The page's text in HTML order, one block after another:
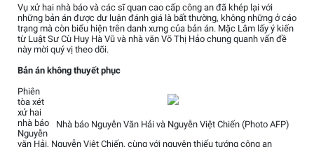
Vụ xử hai nhà báo và các sĩ quan cao cấp công an đã khép lại với
những bản án được dư luận đánh giá là bất thường, không những ở cáo
trạng mà còn biểu hiện trên danh xưng của bản án. Mặc Lâm lấy ý kiến
từ Luật Sư Cù Huy Hà Vũ và nhà văn Võ Thị Hảo chung quanh vấn đề
này mời quý vị theo dõi.
Bản án không thuyết phục
Nhà báo Nguyễn Văn Hải và Nguyễn Việt Chiến (Photo AFP)
Phiên
tòa xét
xử hai
nhà báo
Nguyễn
văn Hải, Nguyễn Việt Chiến, cùng với nguyên thiếu tướng công an